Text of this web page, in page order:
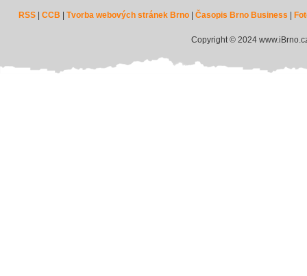
RSS |CCB |Tvorba webových stránek Brno |Časopis Brno Business
Copyright © 2024